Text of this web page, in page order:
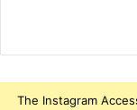
The Instagram